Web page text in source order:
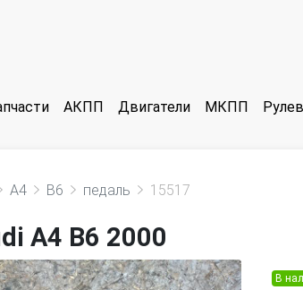
АКПП Двигатели МКПП
A4 B6 педаль 15517
A4 B6 2000
В